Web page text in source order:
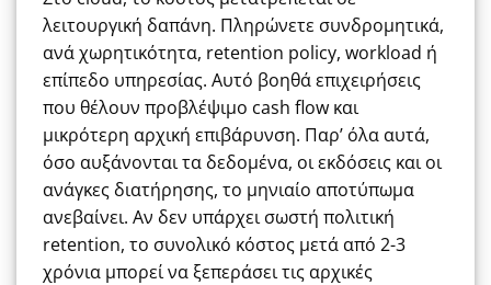
λειτουργική δαπάνη. Πληρώνετε συνδρομητικά,
ανά χωρητικότητα, retention policy, workload ή
επίπεδο υπηρεσίας. Αυτό βοηθά επιχειρήσεις
που θέλουν προβλέψιμο cash flow και
μικρότερη αρχική επιβάρυνση. Παρ’ όλα αυτά,
όσο αυξάνονται τα δεδομένα, οι εκδόσεις και οι
ανάγκες διατήρησης, το μηνιαίο αποτύπωμα
ανεβαίνει. Αν δεν υπάρχει σωστή πολιτική
retention, το συνολικό κόστος μετά από 2-3
χρόνια μπορεί να ξεπεράσει τις αρχικές